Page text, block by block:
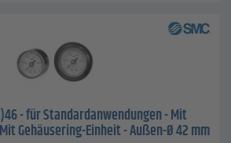
- für Standardanwendungen - Mit
Gehäusering-Einheit - Außen-Ø 42 mm